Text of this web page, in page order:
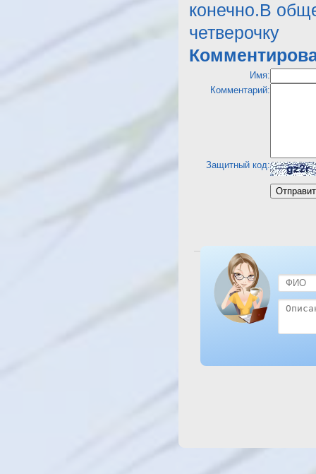
конечно.В
четверочку
Имя:
Комментарий:
Защитный код:
Посмотреть отель